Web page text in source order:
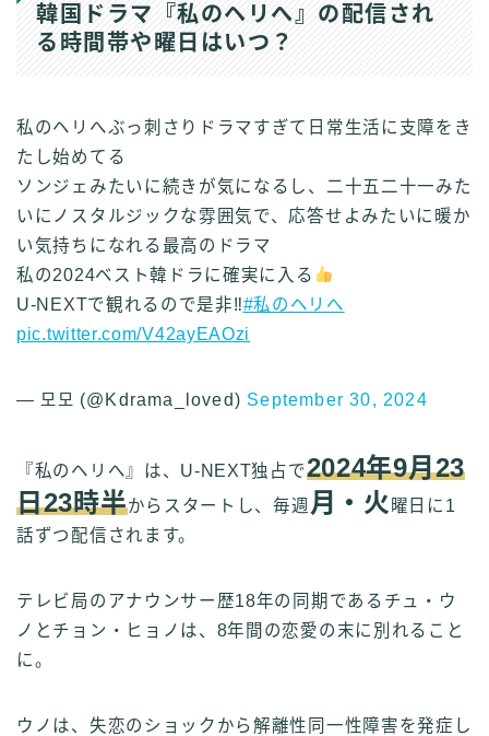
韓国ドラマ『私のヘリへ』の配信され
る時間帯や曜日はいつ？
私のヘリへぶっ刺さりドラマすぎて日常生活に支障をき
たし始めてる
ソンジェみたいに続きが気になるし、二十五二十一みた
いにノスタルジックな雰囲気で、応答せよみたいに暖か
い気持ちになれる最高のドラマ
私の2024ベスト韓ドラに確実に入る
U-NEXTで観れるので是非‼︎#私のヘリへ
pic.twitter.com/V42ayEAOzi
— 모모 (@Kdrama_loved) September 30, 2024
『私のヘリへ』は、U-NEXT独占で2024年9月23
日23時半からスタートし、毎週 月・火 曜日に1
話ずつ配信されます。
テレビ局のアナウンサー歴18年の同期であるチュ・ウ
ノとチョン・ヒョノは、8年間の恋愛の末に別れること
に。
ウノは、失恋のショックから解離性同一性障害を発症し